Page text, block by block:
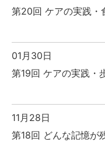
第20回 ケアの実践・
01月30日
第19回 ケアの実践・
11月28日
第18回 どんな記憶が